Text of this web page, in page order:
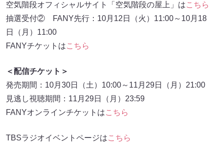
空気階段オフィシャルサイト「空気階段の屋上」はこちら
抽選受付② FANY先行：10月12日（火）11:00～10月18
日（月）11:00
FANYチケットはこちら
＜配信チケット＞
発売期間：10月30日（土）10:00～11月29日（月）21:00
見逃し視聴期間：11月29日（月）23:59
FANYオンラインチケットはこちら
TBSラジオイベントページはこちら